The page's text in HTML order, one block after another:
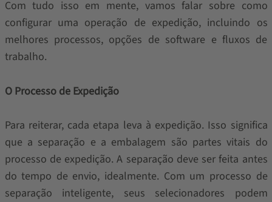
Com tudo isso em mente, vamos falar sobre como
configurar uma operação de expedição, incluindo os
melhores processos, opções de software e fluxos de
trabalho.
O Processo de Expedição
Para reiterar, cada etapa leva à expedição. Isso significa
que a separação e a embalagem são partes vitais do
processo de expedição. A separação deve ser feita antes
do tempo de envio, idealmente. Com um processo de
separação inteligente, seus selecionadores podem